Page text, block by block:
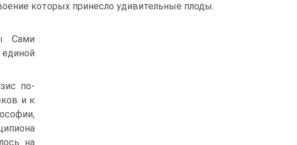
которых принесло удивительные плоды.
Сами
по­
и к
на